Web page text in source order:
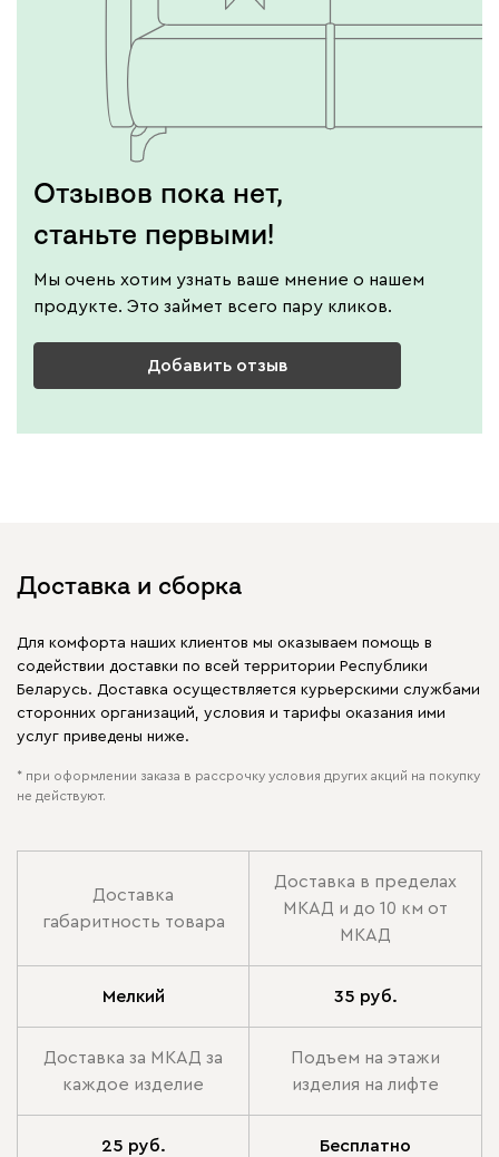
Отзывов пока нет,
станьте первыми!
Мы очень хотим узнать ваше мнение о нашем
продукте. Это займет всего пару кликов.
Добавить отзыв
Доставка и сборка
Для комфорта наших клиентов мы оказываем помощь в
содействии доставки по всей территории Республики
Беларусь. Доставка осуществляется курьерскими службами
сторонних организаций, условия и тарифы оказания ими
услуг приведены ниже.
* при оформлении заказа в рассрочку условия других акций на покупку
не действуют.
Доставка
габаритность товара
Доставка в пределах
МКАД и до 10 км от
МКАД
Мелкий 35 руб.
Доставка за МКАД за
каждое изделие
Подъем на этажи
изделия на лифте
25 руб. Бесплатно